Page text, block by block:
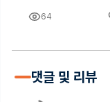
64
댓글 및 리뷰